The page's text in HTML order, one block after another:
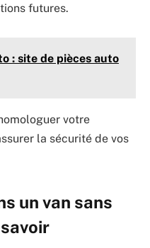
futures.
: site de pièces auto
votre
la sécurité de vos
un van sans